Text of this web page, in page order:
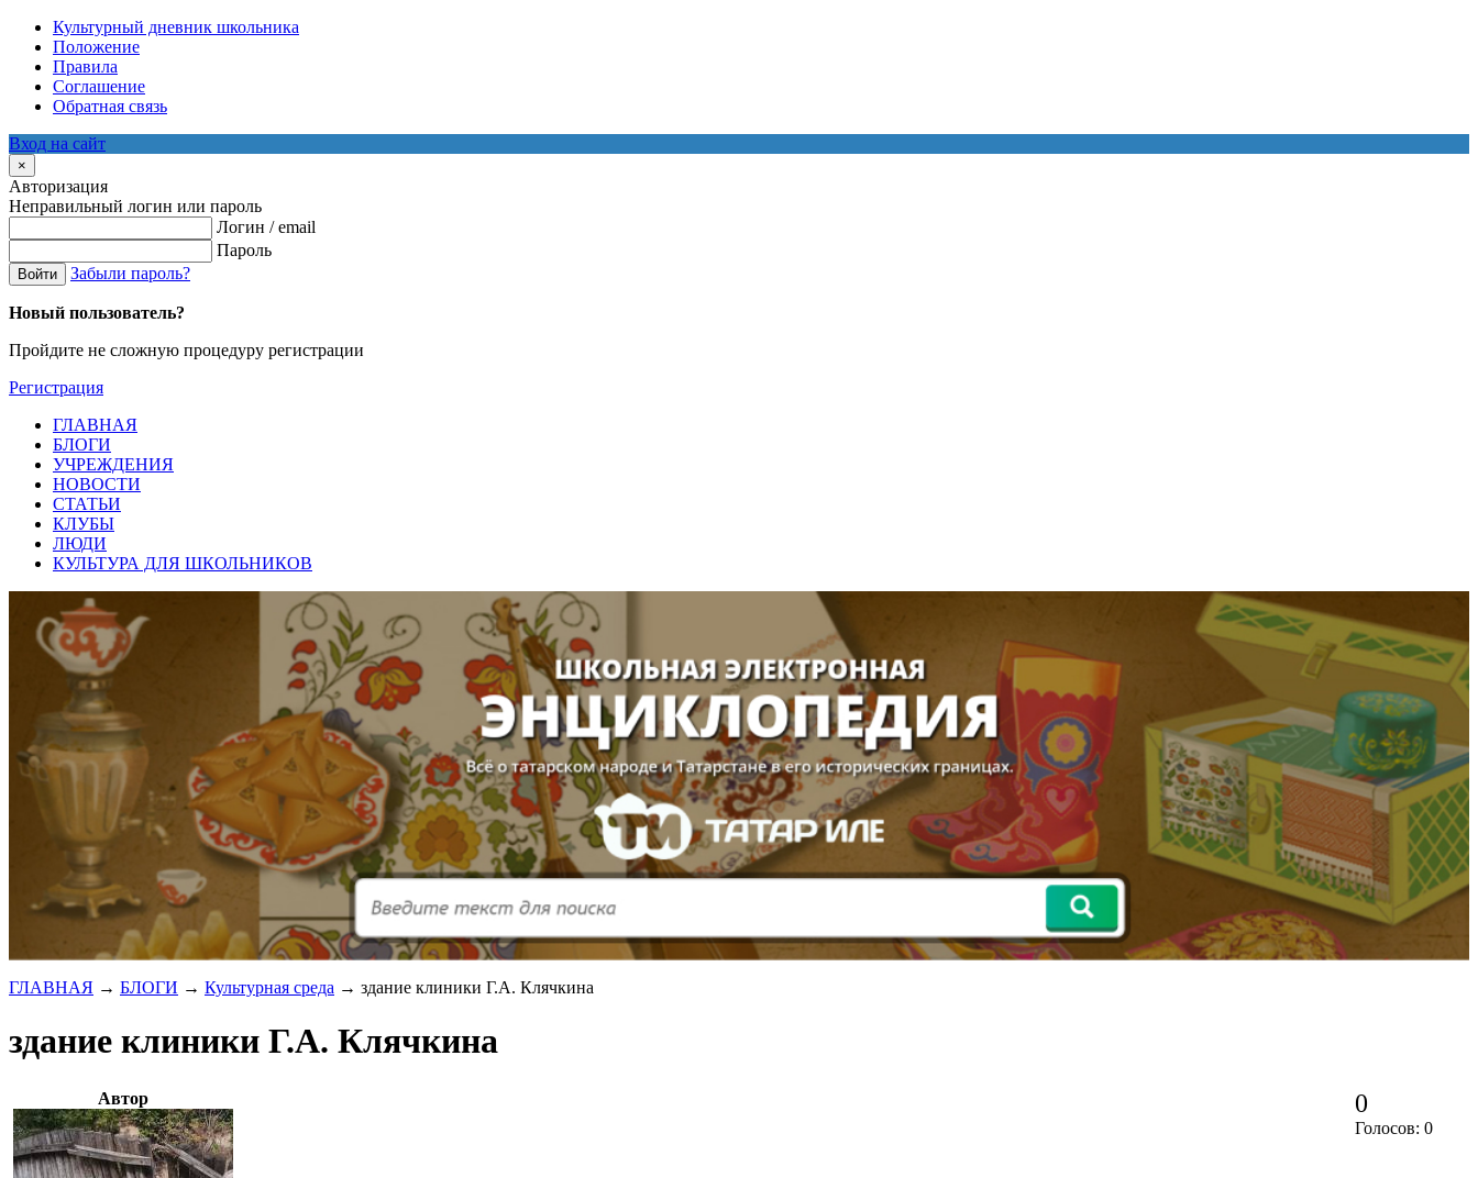
Культурный дневник школьника
Положение
Правила
Соглашение
Обратная связь
Вход на сайт
×
Авторизация
Неправильный логин или пароль
Логин / email
Пароль
Войти Забыли пароль?
Новый пользователь?
Пройдите не сложную процедуру регистрации
Регистрация
ГЛАВНАЯ
БЛОГИ
УЧРЕЖДЕНИЯ
НОВОСТИ
СТАТЬИ
КЛУБЫ
ЛЮДИ
КУЛЬТУРА ДЛЯ ШКОЛЬНИКОВ
ГЛАВНАЯ → БЛОГИ → Культурная среда → здание клиники Г.А. Клячкина
здание клиники Г.А. Клячкина
Автор 0
Голосов: 0